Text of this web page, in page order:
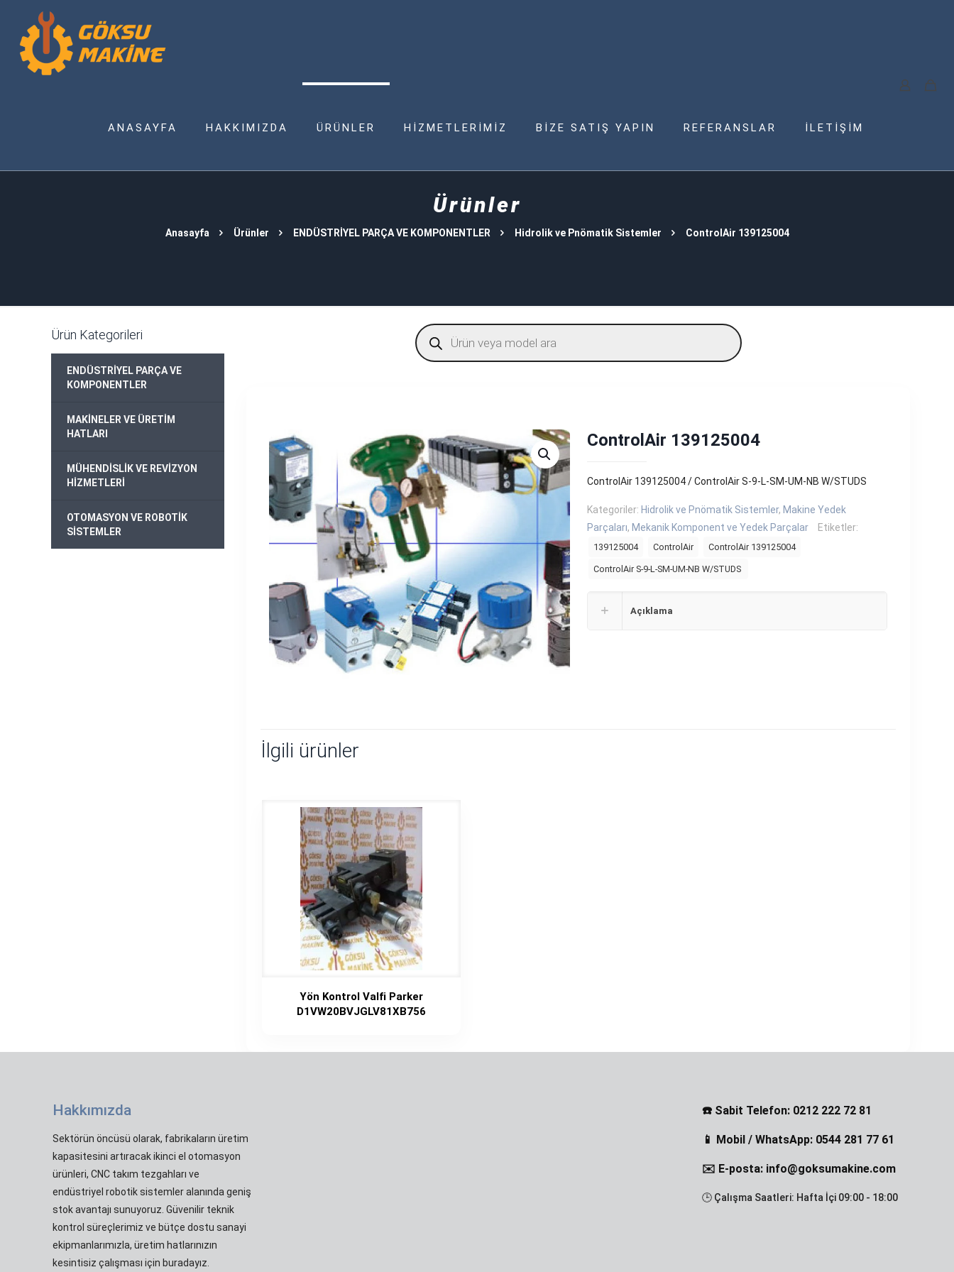
ANASAYFA HAKKIMIZDA ÜRÜNLER HİZMETLERİMİZ BİZE SATIŞ YAPIN REFERANSLAR İLETİŞİM
Ürünler
Anasayfa Ürünler ENDÜSTRİYEL PARÇA VE KOMPONENTLER Hidrolik ve Pnömatik Sistemler ControlAir 139125004
Products
search
ControlAir 139125004
ControlAir 139125004 / ControlAir S-9-L-SM-UM-NB W/STUDS
Kategoriler: Hidrolik ve Pnömatik Sistemler, Makine Yedek
Parçaları, Mekanik Komponent ve Yedek Parçalar Etiketler:
139125004 ControlAir ControlAir 139125004
ControlAir S-9-L-SM-UM-NB W/STUDS
Açıklama
İlgili ürünler
Yön Kontrol Valfi Parker
D1VW20BVJGLV81XB756
Ürün Kategorileri
ENDÜSTRİYEL PARÇA VE
KOMPONENTLER
MAKİNELER VE ÜRETİM
HATLARI
MÜHENDİSLİK VE REVİZYON
HİZMETLERİ
OTOMASYON VE ROBOTİK
SİSTEMLER
Hakkımızda
Sektörün öncüsü olarak, fabrikaların üretim
kapasitesini artıracak ikinci el otomasyon
ürünleri, CNC takım tezgahları ve
endüstriyel robotik sistemler alanında geniş
stok avantajı sunuyoruz. Güvenilir teknik
kontrol süreçlerimiz ve bütçe dostu sanayi
ekipmanlarımızla, üretim hatlarınızın
kesintisiz çalışması için buradayız.
☎️ Sabit Telefon: 0212 222 72 81
📱 Mobil / WhatsApp: 0544 281 77 61
✉️ E-posta: info@goksumakine.com
🕒 Çalışma Saatleri: Hafta İçi 09:00 - 18:00